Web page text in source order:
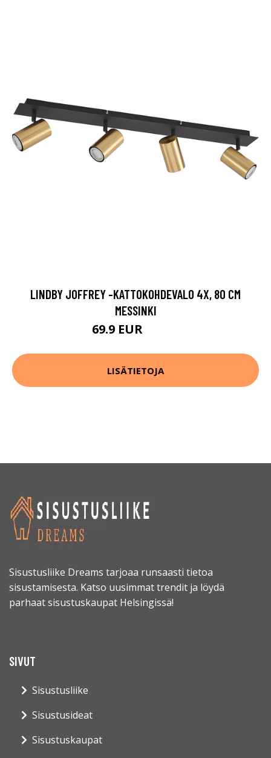
LINDBY JOFFREY -KATTOKOHDEVALO 4X, 80 CM
MESSINKI
69.9 EUR
LISÄTIETOJA
Sisustusliike Dreams tarjoaa runsaasti tietoa
sisustamisesta. Katso uusimmat trendit ja löydä
parhaat sisustuskaupat Helsingissä!
SIVUT
Sisustusliike
Sisustusideat
Sisustuskaupat